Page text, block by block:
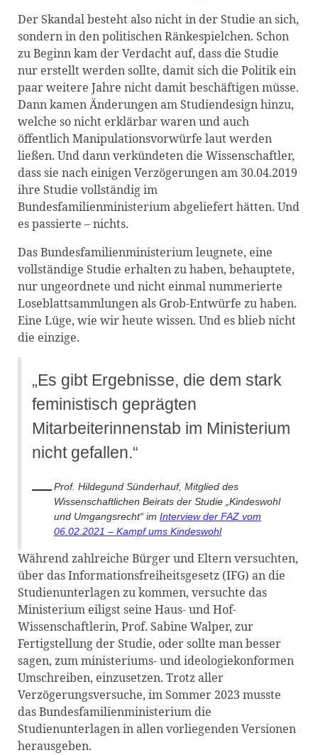
Der Skandal besteht also nicht in der Studie an sich,
sondern in den politischen Ränkespielchen. Schon
zu Beginn kam der Verdacht auf, dass die Studie
nur erstellt werden sollte, damit sich die Politik ein
paar weitere Jahre nicht damit beschäftigen müsse.
Dann kamen Änderungen am Studiendesign hinzu,
welche so nicht erklärbar waren und auch
öffentlich Manipulationsvorwürfe laut werden
ließen. Und dann verkündeten die Wissenschaftler,
dass sie nach einigen Verzögerungen am 30.04.2019
ihre Studie vollständig im
Bundesfamilienministerium abgeliefert hätten. Und
es passierte – nichts.
Das Bundesfamilienministerium leugnete, eine
vollständige Studie erhalten zu haben, behauptete,
nur ungeordnete und nicht einmal nummerierte
Loseblattsammlungen als Grob-Entwürfe zu haben.
Eine Lüge, wie wir heute wissen. Und es blieb nicht
die einzige.
„Es gibt Ergebnisse, die dem stark
feministisch geprägten
Mitarbeiterinnenstab im Ministerium
nicht gefallen.“
Prof. Hildegund Sünderhauf, Mitglied des
Wissenschaftlichen Beirats der Studie „Kindeswohl
und Umgangsrecht“ im Interview der FAZ vom
06.02.2021 – Kampf ums Kindeswohl
Während zahlreiche Bürger und Eltern versuchten,
über das Informationsfreiheitsgesetz (IFG) an die
Studienunterlagen zu kommen, versuchte das
Ministerium eiligst seine Haus- und Hof-
Wissenschaftlerin, Prof. Sabine Walper, zur
Fertigstellung der Studie, oder sollte man besser
sagen, zum ministeriums- und ideologiekonformen
Umschreiben, einzusetzen. Trotz aller
Verzögerungsversuche, im Sommer 2023 musste
das Bundesfamilienministerium die
Studienunterlagen in allen vorliegenden Versionen
herausgeben.